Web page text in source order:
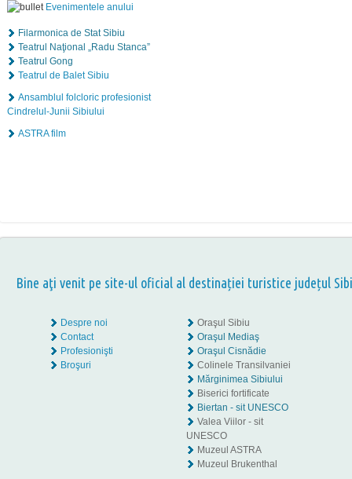
Evenimentele anului
Filarmonica de Stat Sibiu
Teatrul Naţional „Radu Stanca”
Teatrul Gong
Teatrul de Balet Sibiu
Ansamblul folcloric profesionist
Cindrelul-Junii Sibiului
ASTRA film
Bine aţi venit pe site-ul oficial al destinației turistice județul
Despre noi
Contact
Profesionişti
Broşuri
Oraşul Sibiu
Oraşul Mediaş
Oraşul Cisnădie
Colinele Transilvaniei
Mărginimea Sibiului
Biserici fortificate
Biertan - sit UNESCO
Valea Viilor - sit
UNESCO
Muzeul ASTRA
Muzeul Brukenthal